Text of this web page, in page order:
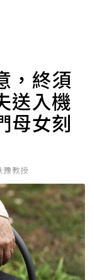
，終須
送入機
母女刻
豫教授